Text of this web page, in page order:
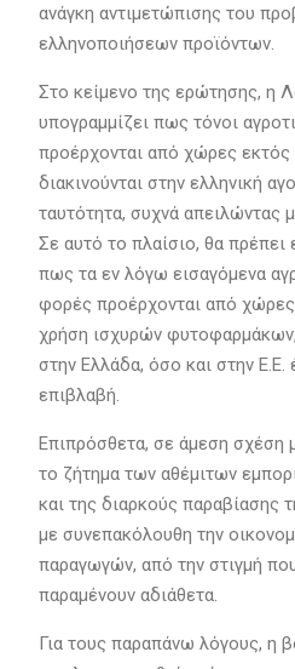
ανάγκη αντιμετώπισης του
ελληνοποιήσεων προϊόντων.
Στο κείμενο της ερώτησης, η
υπογραμμίζει πως τόνοι
προέρχονται από χώρες
διακινούνται στην ελληνική
ταυτότητα, συχνά απειλώντας
Σε αυτό το πλαίσιο, θα πρέπει
πως τα εν λόγω εισαγόμενα
φορές προέρχονται από χώρες
χρήση ισχυρών
στην Ελλάδα, όσο και στην
επιβλαβή.
Επιπρόσθετα, σε άμεση σχέση
το ζήτημα των αθέμιτων
και της διαρκούς παραβίασης
με συνεπακόλουθη την
παραγωγών, από την στιγμή
παραμένουν αδιάθετα.
Για τους παραπάνω λόγους, η